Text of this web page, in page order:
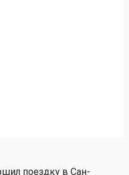
поездку в Сан-